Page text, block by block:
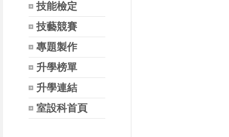
技能檢定
技藝競賽
專題製作
升學榜單
升學連結
室設科首頁